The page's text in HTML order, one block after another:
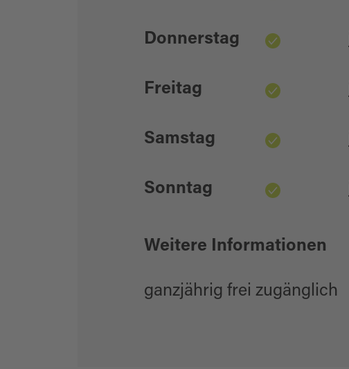
Donnerstag
Freitag
Samstag
Sonntag
Weitere Informationen
ganzjährig frei zugänglich